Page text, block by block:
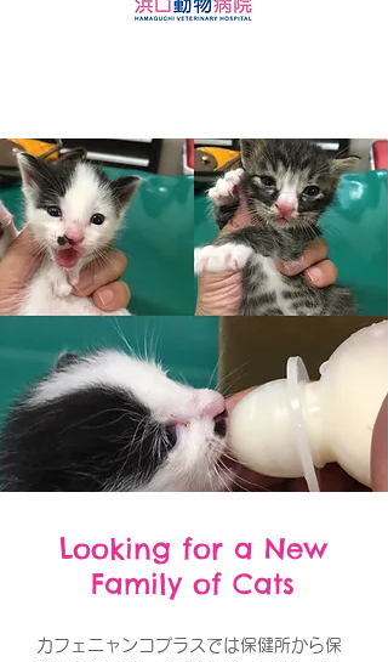
Looking for a New
Family of Cats
カフェニャンコプラスでは保健所から保